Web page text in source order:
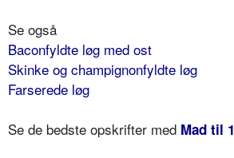
Se også
Baconfyldte løg med ost
Skinke og champignonfyldte løg
Farserede løg
Se de bedste opskrifter med Mad til 1